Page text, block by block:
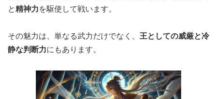
と精神力を駆使して戦います。
その魅力は、単なる武力だけでなく、 王としての威厳と冷
静な判断力にもあります。